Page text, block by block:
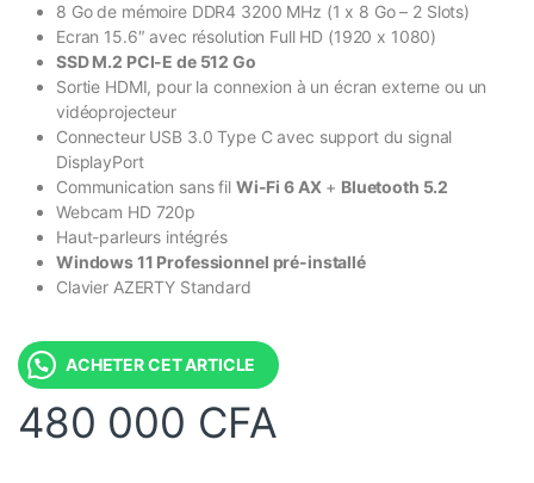
8 Go de mémoire DDR4 3200 MHz (1 x 8 Go – 2 Slots)
Ecran 15.6″ avec résolution Full HD (1920 x 1080)
SSD M.2 PCI-E de 512 Go
Sortie HDMI, pour la connexion à un écran externe ou un
vidéoprojecteur
Connecteur USB 3.0 Type C avec support du signal
DisplayPort
Communication sans fil Wi-Fi 6 AX + Bluetooth 5.2
Webcam HD 720p
Haut-parleurs intégrés
Windows 11 Professionnel pré-installé
Clavier AZERTY Standard
ACHETER CET ARTICLE
480 000 CFA